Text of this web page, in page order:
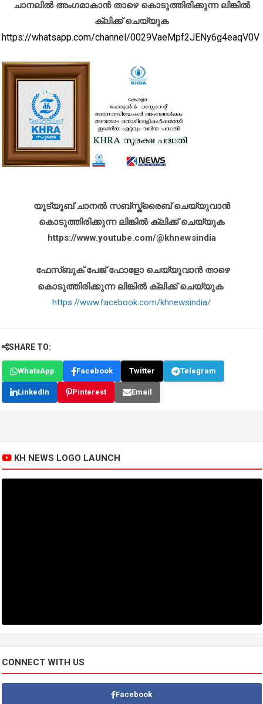
ചാനലിൽ അംഗമാകാൻ താഴെ കൊടുത്തിരിക്കുന്ന ലിങ്കിൽ
ക്ലിക്ക് ചെയ്യുക
https://whatsapp.com/channel/0029VaeMpf2JENy6g4eaqV0V
യൂട്യൂബ് ചാനൽ സബ്സ്ക്രൈബ് ചെയ്യുവാൻ
കൊടുത്തിരിക്കുന്ന ലിങ്കിൽ ക്ലിക്ക് ചെയ്യുക
https://www.youtube.com/@khnewsindia
ഫേസ്ബുക് പേജ് ഫോളോ ചെയ്യുവാൻ താഴെ
കൊടുത്തിരിക്കുന്ന ലിങ്കിൽ ക്ലിക്ക് ചെയ്യുക
https://www.facebook.com/khnewsindia/
SHARE TO:
WhatsApp Facebook Twitter Telegram
LinkedIn Pinterest Email
KH NEWS LOGO LAUNCH
CONNECT WITH US
Facebook